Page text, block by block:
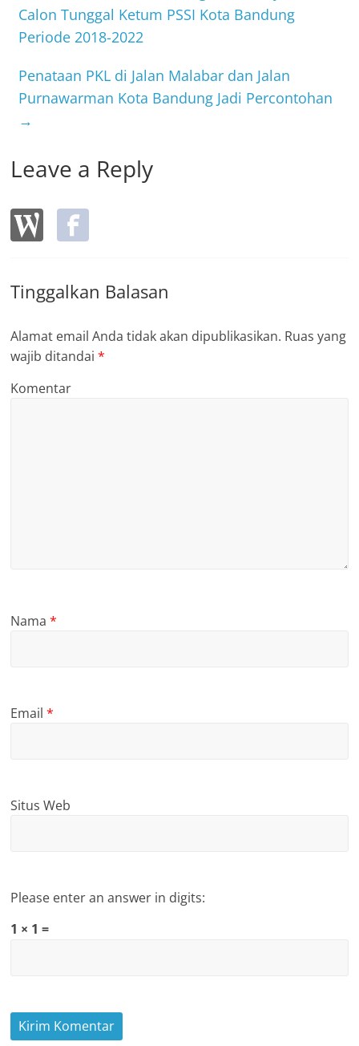
o
o
k
Calon Tunggal Ketum PSSI Kota Bandung
Periode 2018-2022
Penataan PKL di Jalan Malabar dan Jalan
Purnawarman Kota Bandung Jadi Percontohan
→
Leave a Reply
Tinggalkan Balasan
Alamat email Anda tidak akan dipublikasikan. Ruas yang
wajib ditandai*
Komentar
Nama*
Email*
Situs Web
Please enter an answer in digits:
1 × 1 =